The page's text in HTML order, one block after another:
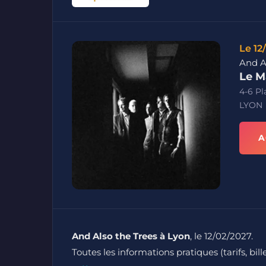
Le
And
Le
4-6
LYON
And Also the Trees à Lyon, le 12/02/2027.
Toutes les informations pratiques (tarifs,